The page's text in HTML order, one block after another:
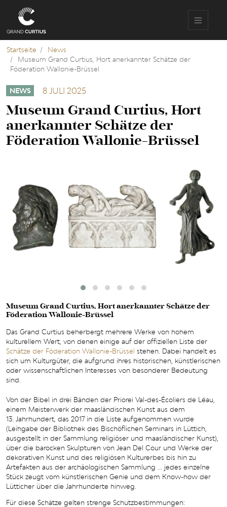
Startseite
News
Museum Grand Curtius, Hort anerkannter Schätze der
Föderation Wallonie-Brüssel
NEWS 8 JULI 2025
Museum Grand Curtius, Hort
anerkannter Schätze der
Föderation Wallonie-Brüssel
Museum Grand Curtius, Hort anerkannter Schätze der
Föderation Wallonie-Brüssel
Das Grand Curtius beherbergt mehrere Werke von hohem
kulturellem Wert, von denen einige auf der offiziellen Liste der
Schätze der Föderation Wallonie-Brüssel stehen. Dabei handelt es
sich um Kulturgüter, die aufgrund ihres historischen, künstlerischen
oder wissenschaftlichen Interesses von besonderer Bedeutung
sind.
Von der Bibel in drei Bänden der Priorei Val-des-Écoliers de Léau,
einem Meisterwerk der maasländischen Kunst aus dem
13. Jahrhundert, das 2017 in die Liste aufgenommen wurde
(Leihgabe der Bibliothek des Bischöflichen Seminars in Lüttich,
ausgestellt in der Sammlung religiöser und maasländischer Kunst),
über die barocken Skulpturen von Jean Del Cour und Werke der
dekorativen Kunst und des religiösen Kulturerbes bis hin zu
Artefakten aus der archäologischen Sammlung ... jedes einzelne
Stück zeugt vom künstlerischen Genie und dem Know-how der
Lütticher über die Jahrhunderte hinweg.
Für diese Schätze gelten strenge Schutzbestimmungen: